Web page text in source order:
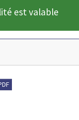
est valable